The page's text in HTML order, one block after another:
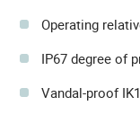
Operating
IP67 degree of
Vandal-proof